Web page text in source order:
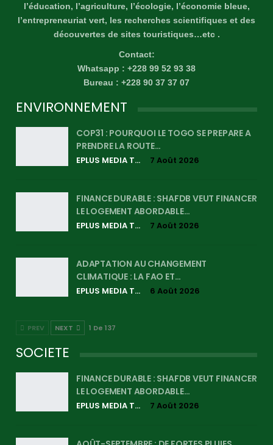
l’éducation, l’agriculture, l’écologie, l’économie bleue,
l’entrepreneuriat vert, les recherches scientifiques et des
découvertes de sites touristiques…etc .
Contact:
Whatsapp : +228 99 52 93 38
Bureau : +228 90 37 37 07
ENVIRONNEMENT
COP31 : POURQUOI LE TOGO SE PREPARE A
PRENDRE LA ROUTE…
EPLUS MEDIA TV 7 Août 2026
FINANCE DURABLE : SHAFDB VEUT FINANCER
LE LOGEMENT ABORDABLE…
EPLUS MEDIA TV 7 Août 2026
ADAPTATION AU CHANGEMENT
CLIMATIQUE : LA FAO ET…
EPLUS MEDIA TV 6 Août 2026
PREV NEXT 1 De 137
SOCIETE
FINANCE DURABLE : SHAFDB VEUT FINANCER
LE LOGEMENT ABORDABLE…
EPLUS MEDIA TV 7 Août 2026